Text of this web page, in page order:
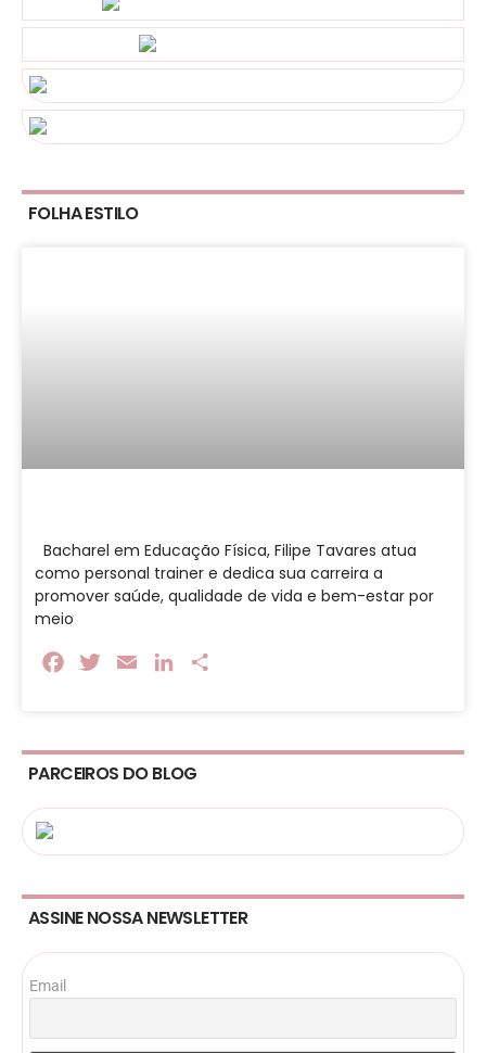
FOLHA ESTILO
Bacharel em Educação Física, Filipe Tavares atua
como personal trainer e dedica sua carreira a
promover saúde, qualidade de vida e bem-estar por
meio
FacebookTwitterEmail LinkedIn
PARCEIROS DO BLOG
ASSINE NOSSA NEWSLETTER
Email